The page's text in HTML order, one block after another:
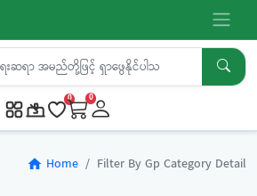
0 0
home Home Filter By Gp Category Detail